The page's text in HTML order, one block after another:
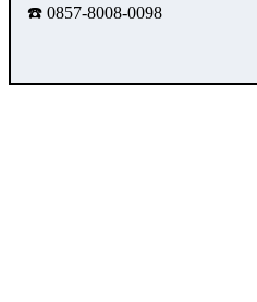
☎️ 0857-8008-0098